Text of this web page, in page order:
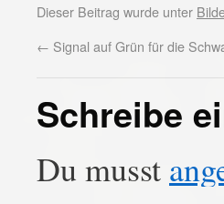
Dieser Beitrag wurde unter
← Signal auf Grün für die
Schreibe
Du musst